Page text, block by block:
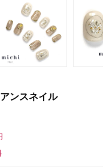
ンスネイル